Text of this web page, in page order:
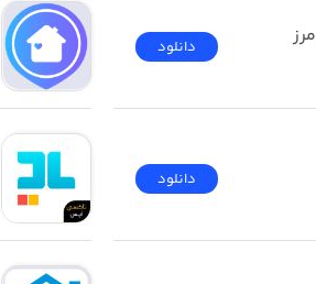
دانلود
دانلود